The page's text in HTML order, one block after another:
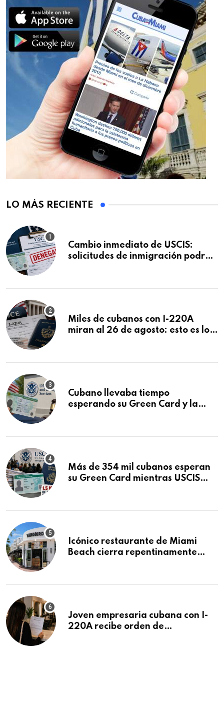
LO MÁS RECIENTE
Cambio inmediato de USCIS:
solicitudes de inmigración podrán
Miles de cubanos con I-220A
miran al 26 de agosto: esto es lo
Cubano llevaba tiempo
esperando su Green Card y la
Más de 354 mil cubanos esperan
su Green Card mientras USCIS
Icónico restaurante de Miami
Beach cierra repentinamente
Joven empresaria cubana con I-
220A recibe orden de